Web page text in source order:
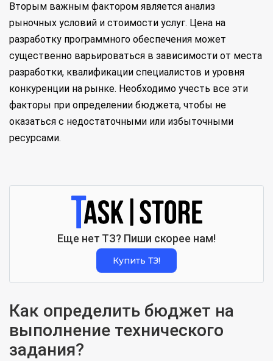
Вторым важным фактором является анализ
рыночных условий и стоимости услуг. Цена на
разработку программного обеспечения может
существенно варьироваться в зависимости от места
разработки, квалификации специалистов и уровня
конкуренции на рынке. Необходимо учесть все эти
факторы при определении бюджета, чтобы не
оказаться с недостаточными или избыточными
ресурсами.
Еще нет ТЗ? Пиши скорее нам!
Купить ТЗ!
Как определить бюджет на
выполнение технического
задания?